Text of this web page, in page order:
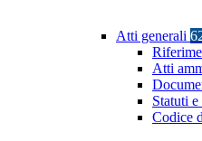
Atti generali
Atti
Statuti
Codice